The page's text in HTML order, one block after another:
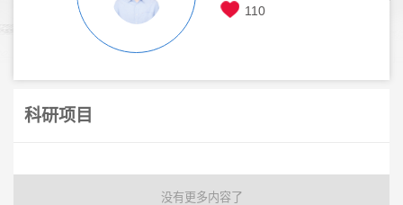
110
科研项目
没有更多内容了